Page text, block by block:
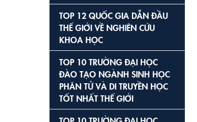
TOP 12 QUỐC GIA DẪN ĐẦU
THẾ GIỚI VỀ NGHIÊN CỨU
KHOA HỌC
TOP 10 TRƯỜNG ĐẠI HỌC
ĐÀO TẠO NGÀNH SINH HỌC
PHÂN TỬ VÀ DI TRUYỀN HỌC
TỐT NHẤT THẾ GIỚI